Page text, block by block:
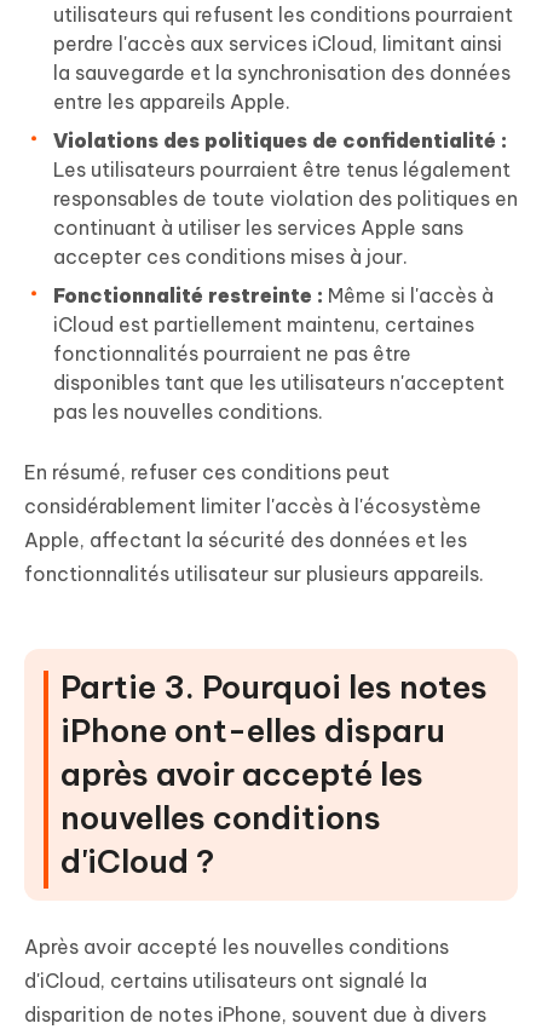
utilisateurs qui refusent les conditions pourraient
perdre l'accès aux services iCloud, limitant ainsi
la sauvegarde et la synchronisation des données
entre les appareils Apple.
Violations des politiques de confidentialité :
Les utilisateurs pourraient être tenus légalement
responsables de toute violation des politiques en
continuant à utiliser les services Apple sans
accepter ces conditions mises à jour.
Fonctionnalité restreinte : Même si l'accès à
iCloud est partiellement maintenu, certaines
fonctionnalités pourraient ne pas être
disponibles tant que les utilisateurs n'acceptent
pas les nouvelles conditions.
En résumé, refuser ces conditions peut
considérablement limiter l'accès à l'écosystème
Apple, affectant la sécurité des données et les
fonctionnalités utilisateur sur plusieurs appareils.
Partie 3. Pourquoi les notes
iPhone ont-elles disparu
après avoir accepté les
nouvelles conditions
d'iCloud ?
Après avoir accepté les nouvelles conditions
d'iCloud, certains utilisateurs ont signalé la
disparition de notes iPhone, souvent due à divers